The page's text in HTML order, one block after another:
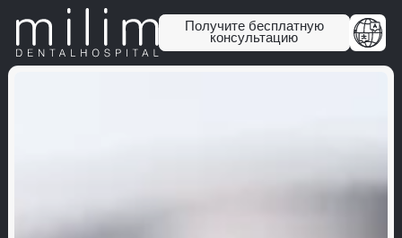
Получите бесплатную
консультацию